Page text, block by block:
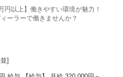
円以上】働きやすい環境が魅力！
ーラーで働きませんか？
]